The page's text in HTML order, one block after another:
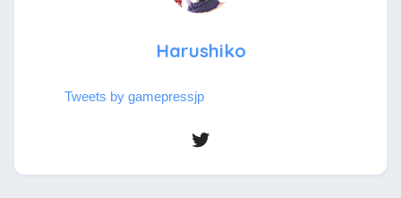
Harushiko
Tweets by gamepressjp